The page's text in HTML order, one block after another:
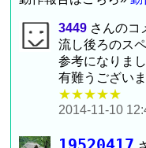
3449 さんのコ
流し後ろのス
参考になりまし
有難うございま
★★★★★
2014-11-10